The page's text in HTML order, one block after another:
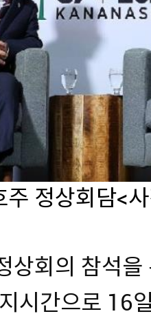
주 정상회담<
상회의 참석
시간으로 16